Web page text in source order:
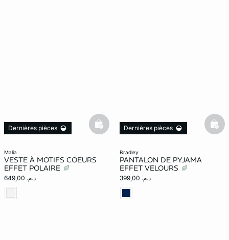
malia
VESTE À MOTIFS COEURS
EFFET POLAIRE
د.م. 649,00
Dernières pièces basketfull
bradley
PANTALON DE PYJAMA
EFFET VELOURS
د.م. 399,00
Dernières pièces